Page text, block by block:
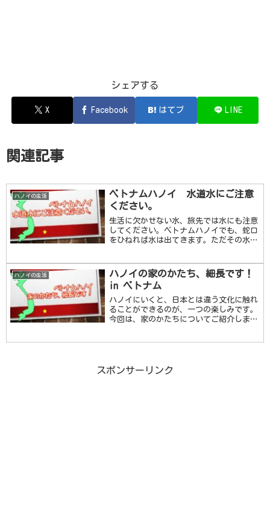
シェアする
X Facebook はてブ LINE
関連記事
ハノイの生活
ベトナムハノイ 水道水にご注意
ください。
生活に欠かせない水、旅先では水にも注意
してください。ベトナムハノイでも、蛇口
をひねれば水は出てきます。ただその水に
生状態があまりよろしくありません。衛生
状態は、水の …続きを読む
ハノイの生活
ハノイの家のかたち、細長です！
in ベトナム
ハノイにいくと、日本とは違う文化に触れ
ることができるのが、一つの楽しみです。
今回は、家のかたちについてご紹介しま
スポンサーリンク